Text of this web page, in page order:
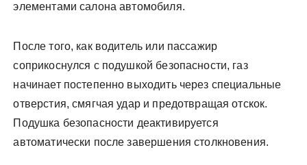
элементами салона автомобиля.
После того, как водитель или пассажир
соприкоснулся с подушкой безопасности, газ
начинает постепенно выходить через специальные
отверстия, смягчая удар и предотвращая отскок.
Подушка безопасности деактивируется
автоматически после завершения столкновения.